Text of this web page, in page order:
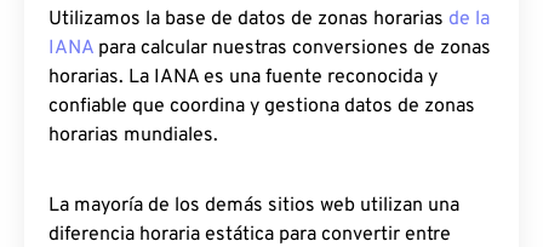
Utilizamos la base de datos de zonas horarias de la
IANA para calcular nuestras conversiones de zonas
horarias. La IANA es una fuente reconocida y
confiable que coordina y gestiona datos de zonas
horarias mundiales.
La mayoría de los demás sitios web utilizan una
diferencia horaria estática para convertir entre